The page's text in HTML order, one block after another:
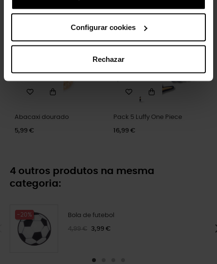
Configurar cookies
Rechazar
Abacaxi dourado
5,99 €
Pack 5 Luffy One Piece
16,99 €
4 outros produtos na mesma
categoria:
-20% Bola de futebol
4,99 € 3,99 €